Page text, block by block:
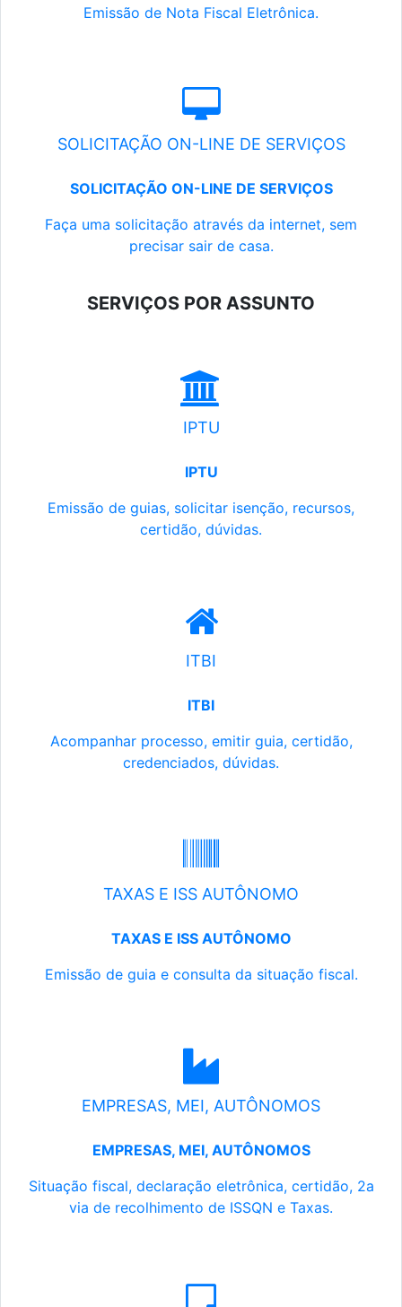
Emissão de Nota Fiscal Eletrônica.
SOLICITAÇÃO ON-LINE DE SERVIÇOS
SOLICITAÇÃO ON-LINE DE SERVIÇOS
Faça uma solicitação através da internet, sem
precisar sair de casa.
SERVIÇOS POR ASSUNTO
IPTU
IPTU
Emissão de guias, solicitar isenção, recursos,
certidão, dúvidas.
ITBI
ITBI
Acompanhar processo, emitir guia, certidão,
credenciados, dúvidas.
TAXAS E ISS AUTÔNOMO
TAXAS E ISS AUTÔNOMO
Emissão de guia e consulta da situação fiscal.
EMPRESAS, MEI, AUTÔNOMOS
EMPRESAS, MEI, AUTÔNOMOS
Situação fiscal, declaração eletrônica, certidão, 2a
via de recolhimento de ISSQN e Taxas.